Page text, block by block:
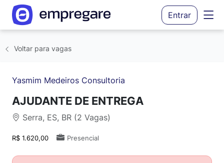
Entrar
Voltar para vagas
Yasmim Medeiros Consultoria
AJUDANTE DE ENTREGA
Serra, ES, BR (2 Vagas)
R$ 1.620,00 Presencial